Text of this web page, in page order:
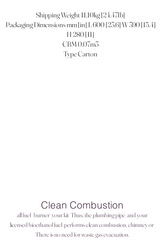
Shipping Weight 11.10kg [24.47lb]
Packaging Dimensions mm [in] L 600 [23.6] W 390 [15.4]
H 280 [11]
CBM 0.07m3
Type Carton
Clean Combustion
all fuel burner your kit Thus, the plumbing pipe and your
licensed bioethanol fuel performs clean combustion, chimney or
There is no need for waste gas evacuation.